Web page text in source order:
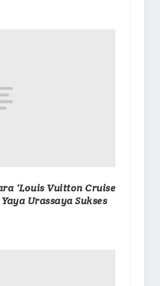
‘Louis Vuitton Cruise
Urassaya Sukses